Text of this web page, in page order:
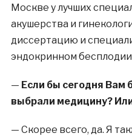
Москве у лучших
акушерства и
диссертацию и
эндокринном
— Если бы сегодня Вам
выбрали медицину?
— Скорее всего, да. Я